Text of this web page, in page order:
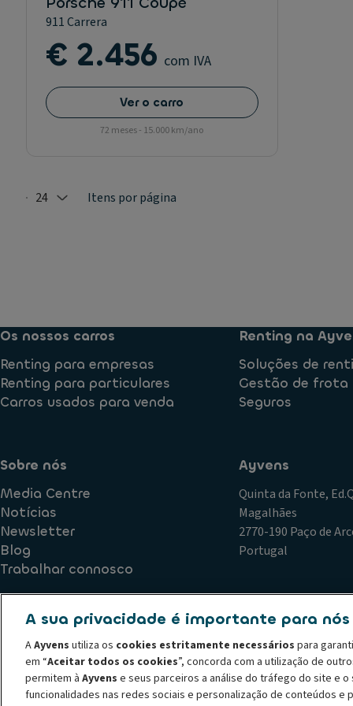
911 Carrera
€ 2.456 com IVA
Ver o carro
72 meses - 15.000 km/ano
Selected: 24
24 Itens por página
Os nossos carros
Renting para empresas
Renting para particulares
Carros usados para venda
Renting na
Soluções de
Gestão de frota
Seguros
Sobre nós
Media Centre
Notícias
Newsletter
Blog
Trabalhar connosco
Ayvens
Quinta da Fonte,
Magalhães
2770-190 Paço de
Portugal
Política de Qualidade Plano de Prevenção de Riscos de
Declaração de privacidade
Termos de utilização Política
Código de conduta
Canal de denúncias Política de
© 2026 A ALD Automotive I LeasePlan revela o Grupo Ayvens, a sua
A sua privacidade é importante para nós
AAyvens utiliza os cookies estritamente necessários para
em “Aceitar todos os cookies”, concorda com a utilização de
permitem à Ayvens e seus parceiros a análise do tráfego do site e
funcionalidades nas redes sociais e personalização de conteúdos